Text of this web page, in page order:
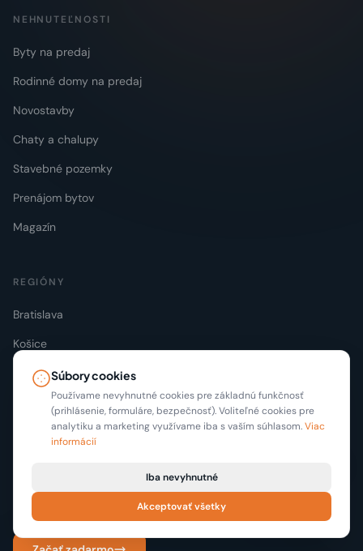
NEHNUTEĽNOSTI
Byty na predaj
Rodinné domy na predaj
Novostavby
Chaty a chalupy
Stavebné pozemky
Prenájom bytov
Magazín
REGIÓNY
Bratislava
Košice
Nitra
Profesionálny realitný portál pre kancelárie. Inzerujte 6 mesiacov
Súbory cookies
Používame nevyhnutné cookies pre základnú funkčnosť
(prihlásenie, formuláre, bezpečnosť). Voliteľné cookies pre
analytiku a marketing využívame iba s vaším súhlasom.Viac
informácií
Iba nevyhnutné
Akceptovať všetky